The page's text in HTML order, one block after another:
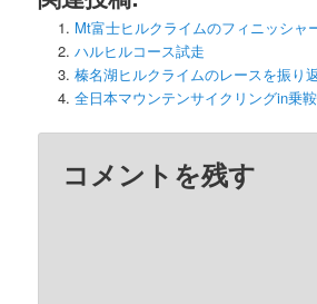
Mt富士ヒルクライムのフィニッシャ
ハルヒルコース試走
榛名湖ヒルクライムのレースを振り
全日本マウンテンサイクリングin乗
コメントを残す